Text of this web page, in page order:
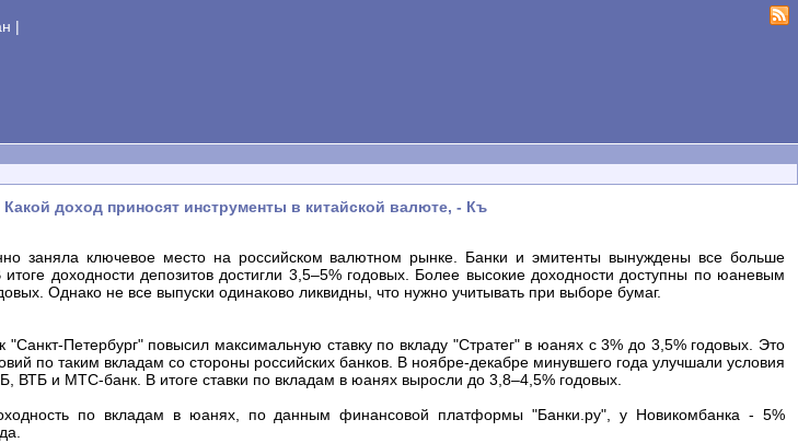
|
доход приносят инструменты в китайской валюте, - Къ
заняла ключевое место на российском валютном рынке. Банки и эмитенты вынуждены все больше
доходности депозитов достигли 3,5–5% годовых. Более высокие доходности доступны по юаневым
Однако не все выпуски одинаково ликвидны, что нужно учитывать при выборе бумаг.
Петербург" повысил максимальную ставку по вкладу "Стратег" в юанях с 3% до 3,5% годовых. Это
по таким вкладам со стороны российских банков. В ноябре-декабре минувшего года улучшали условия
ВТБ и МТС-банк. В итоге ставки по вкладам в юанях выросли до 3,8–4,5% годовых.
по вкладам в юанях, по данным финансовой платформы "Банки.ру", у Новикомбанка - 5%